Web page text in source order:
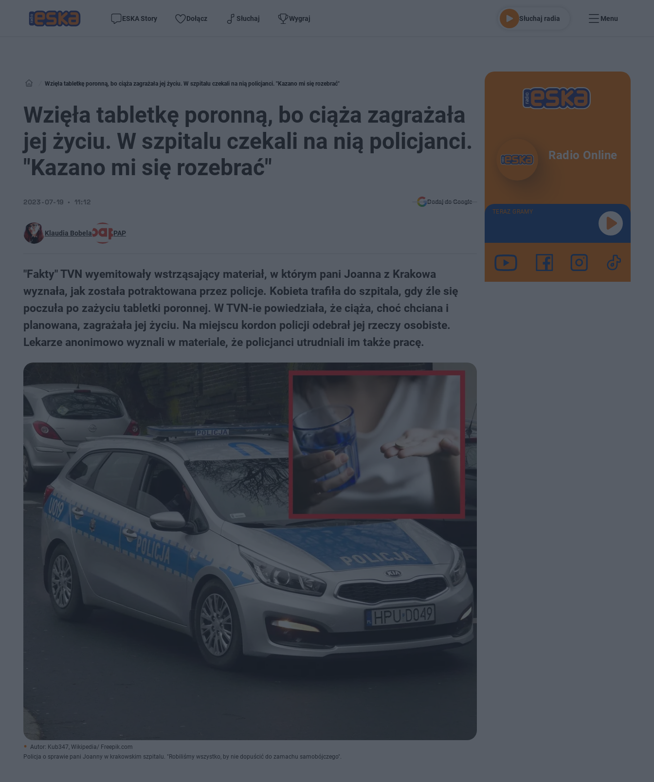
ESKA Story Dołącz Słuchaj Wygraj Słuchaj radia Menu
Wzięła tabletkę poronną, bo ciąża zagrażała jej życiu. W szpitalu czekali na nią policjanci. "Kazano mi się rozebrać"
Wzięła tabletkę poronną, bo ciąża zagrażała
jej życiu. W szpitalu czekali na nią policjanci.
"Kazano mi się rozebrać"
Klaudia Bobela PAP
2023-07-19 11:12 Dodaj do Google
"Fakty" TVN wyemitowały wstrząsający materiał, w którym pani Joanna z Krakowa
wyznała, jak została potraktowana przez policje. Kobieta trafiła do szpitala, gdy źle się
poczuła po zażyciu tabletki poronnej. W TVN-ie powiedziała, że ciąża, choć chciana i
planowana, zagrażała jej życiu. Na miejscu kordon policji odebrał jej rzeczy osobiste.
Lekarze anonimowo wyznali w materiale, że policjanci utrudniali im także pracę.
Autor: Kub347, Wikipedia/ Freepik.com
Policja o sprawie pani Joanny w krakowskim szpitalu. "Robiliśmy wszystko, by nie dopuścić do zamachu samobójczego".
Radio Online
TERAZ GRAMY